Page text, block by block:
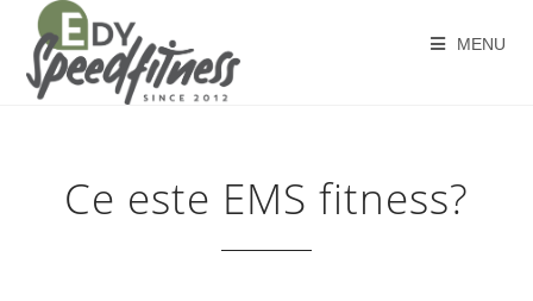
MENU
Ce este EMS fitness?